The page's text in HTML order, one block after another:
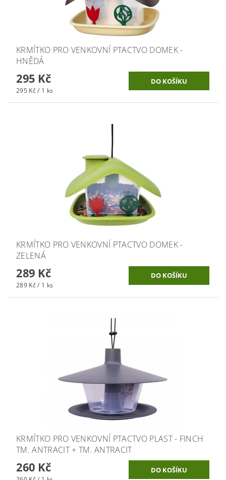
KRMÍTKO PRO VENKOVNÍ PTACTVO DOMEK -
HNĚDÁ
295 Kč
295 Kč / 1 ks
KRMÍTKO PRO VENKOVNÍ PTACTVO DOMEK -
ZELENÁ
289 Kč
289 Kč / 1 ks
KRMÍTKO PRO VENKOVNÍ PTACTVO PLAST - FINCH
TM. ANTRACIT + TM. ANTRACIT
260 Kč